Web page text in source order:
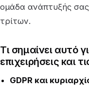
ομάδα ανάπτυξής σας
τρίτων.
Τι σημαίνει αυτό
επιχειρήσεις και
GDPR και